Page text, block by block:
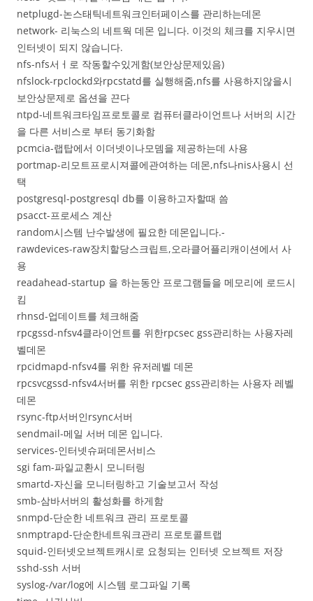
netplugd-논스태틱네트워크인터페이스를 관리하는데몬
network- 리눅스의 네트웍 데몬 입니다. 이것의 체크를 지우시면
인터넷이 되지 않습니다.
nfs-nfs서ㅓ로 작동할수있게함(보안상문제있음)
nfslock-rpclockd와rpcstatd를 실행해줌,nfs를 사용하지않을시
보안상문제로 옵션을 끈다
ntpd-네트워크타임프로토콜로 컴퓨터클라이언트나 서버의 시간
을 다른 서비스로 부터 동기화함
pcmcia-랩탑에서 이더넷이나모뎀을 제공하는데 사용
portmap-리모트프로시져콜에관여하는 데몬,nfs나nis사용시 선
택
postgresql-postgresql db를 이용하고자할때 씀
psacct-프로세스 계산
random시스템 난수발생에 필요한 데몬입니다.-
rawdevices-raw장치할당스크립트,오라클어플리캐이션에서 사
용
readahead-startup 을 하는동안 프로그램들을 메모리에 로드시
킴
rhnsd-업데이트를 체크해줌
rpcgssd-nfsv4클라이언트를 위한rpcsec gss관리하는 사용자레
벨데몬
rpcidmapd-nfsv4를 위한 유저레벨 데몬
rpcsvcgssd-nfsv4서버를 위한 rpcsec gss관리하는 사용자 레벨
데몬
rsync-ftp서버인rsync서버
sendmail-메일 서버 데몬 입니다.
services-인터넷슈퍼데몬서비스
sgi fam-파일교환시 모니터링
smartd-자신을 모니터링하고 기술보고서 작성
smb-삼바서버의 활성화를 하게함
snmpd-단순한 네트워크 관리 프로토콜
snmptrapd-단순한네트워크관리 프로토콜트랩
squid-인터넷오브젝트캐시로 요청되는 인터넷 오브젝트 저장
sshd-ssh 서버
syslog-/var/log에 시스템 로그파일 기록